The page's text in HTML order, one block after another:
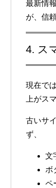
最新情
が、信
4. ス
現在で
上がス
古いサ
ず、
文
ボ
ペ